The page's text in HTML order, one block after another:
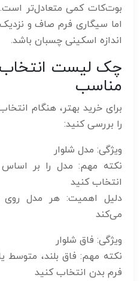
بوت‌کات کمی متعادل‌تر
اما سیگاری فرم صاف و
اندازه اسکینی چسبان باشد.
چک‌ لیست انتخاب
مناسب
برای خرید بهتر، هنگام
را بررسی کنید:
ویژگی: مدل شلوار
نکته مهم: مدل را بر
انتخاب کنید
دلیل اهمیت: هر مدل روی
می‌کند
ویژگی: فاق شلوار
نکته مهم: فاق بلند، متوسط
فرم بدن انتخاب کنید